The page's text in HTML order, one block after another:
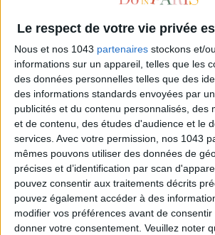
Le respect de votre vie privée
Nous et nos 1043 partenaires stockons et/
informations sur un appareil, telles que les
des données personnelles telles que des
des informations standards envoyées par
publicités et du contenu personnalisés, des
et de contenu, des études d'audience et le
services. Avec votre permission, nos 1043
mêmes pouvons utiliser des données de
précises et d’identification par scan
pouvez consentir aux traitements décrits
pouvez également accéder à des
modifier vos préférences avant de
donner votre consentement. Veuillez noter
SPF 50 SUNSCREENS YOU'LL ACTUALLY
THE BEST HOTELS FOR A SPA AND